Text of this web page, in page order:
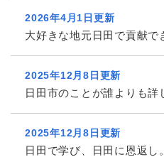
2026年4月1日更新
大好きな地元日田で貢献で
2025年12月8日更新
日田市のことが誰よりも詳
2025年12月8日更新
日田で学び、日田に恩返し。